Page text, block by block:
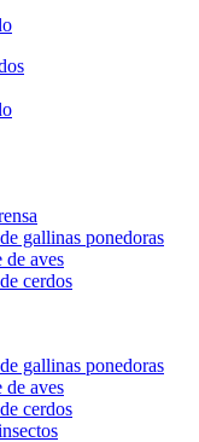
gallinas ponedoras
de aves
cerdos
gallinas ponedoras
de aves
cerdos